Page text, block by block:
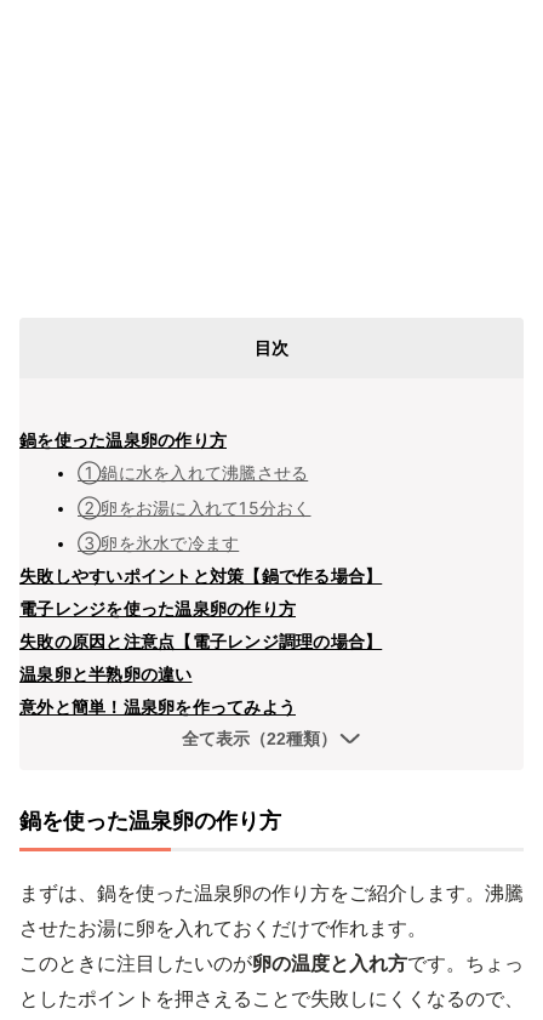
目次
鍋を使った温泉卵の作り方
①鍋に水を入れて沸騰させる
②卵をお湯に入れて15分おく
③卵を氷水で冷ます
失敗しやすいポイントと対策【鍋で作る場合】
電子レンジを使った温泉卵の作り方
失敗の原因と注意点【電子レンジ調理の場合】
温泉卵と半熟卵の違い
意外と簡単！温泉卵を作ってみよう
全て表示（22種類）
鍋を使った温泉卵の作り方
まずは、鍋を使った温泉卵の作り方をご紹介します。沸騰
させたお湯に卵を入れておくだけで作れます。
このときに注目したいのが卵の温度と入れ方です。ちょっ
としたポイントを押さえることで失敗しにくくなるので、